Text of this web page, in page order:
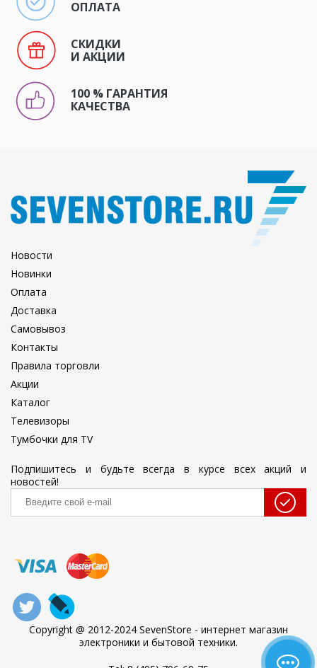
ОПЛАТА
СКИДКИ
И АКЦИИ
100 % ГАРАНТИЯ
КАЧЕСТВА
Новости
Новинки
Оплата
Доставка
Самовывоз
Контакты
Правила торговли
Акции
Каталог
Телевизоры
Тумбочки для TV
Подпишитесь и будьте всегда в курсе всех акций и
новостей!
Copyright @ 2012-2024 SevenStore - интернет магазин
электроники и бытовой техники.